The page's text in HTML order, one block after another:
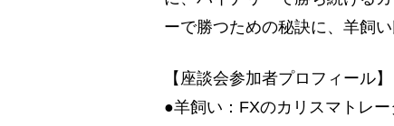
ーで勝つための秘訣に、羊飼
【座談会参加者プロフィール】
●羊飼い：FXのカリスマトレ